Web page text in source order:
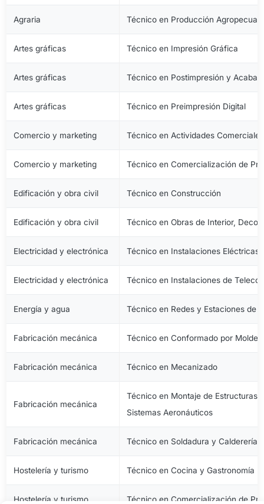
Agraria Técnico en Producción
Artes gráficas Técnico en Impresión Gráfica
Artes gráficas Técnico en Postimpresión y
Artes gráficas Técnico en Preimpresión Digital
Comercio y marketing Técnico en Actividades Comerciales
Comercio y marketing Técnico en Comercialización de
Edificación y obra civil Técnico en Construcción
Edificación y obra civil Técnico en Obras de Interior,
Electricidad y electrónica Técnico en Instalaciones Eléctricas
Electricidad y electrónica Técnico en Instalaciones de
Energía y agua Técnico en Redes y Estaciones de
Fabricación mecánica Técnico en Conformado por
Fabricación mecánica Técnico en Mecanizado
Fabricación mecánica
Técnico en Montaje de Estructuras
Sistemas Aeronáuticos
Fabricación mecánica Técnico en Soldadura y Calderería
Hostelería y turismo Técnico en Cocina y Gastronomía
Hostelería y turismo Técnico en Comercialización de